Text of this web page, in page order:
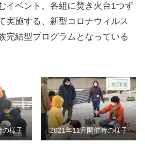
イベント。各組に焚き火台1つず
実施する、新型コロナウィルス
完結型プログラムとなっている
の様子 2021年11月開催時の様子